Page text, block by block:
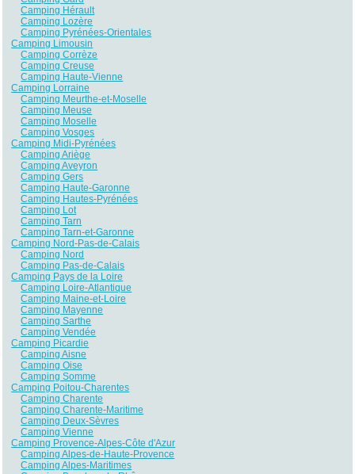
Camping Hérault
Camping Lozère
Camping Pyrénées-Orientales
Camping Limousin
Camping Corrèze
Camping Creuse
Camping Haute-Vienne
Camping Lorraine
Camping Meurthe-et-Moselle
Camping Meuse
Camping Moselle
Camping Vosges
Camping Midi-Pyrénées
Camping Ariège
Camping Aveyron
Camping Gers
Camping Haute-Garonne
Camping Hautes-Pyrénées
Camping Lot
Camping Tarn
Camping Tarn-et-Garonne
Camping Nord-Pas-de-Calais
Camping Nord
Camping Pas-de-Calais
Camping Pays de la Loire
Camping Loire-Atlantique
Camping Maine-et-Loire
Camping Mayenne
Camping Sarthe
Camping Vendée
Camping Picardie
Camping Aisne
Camping Oise
Camping Somme
Camping Poitou-Charentes
Camping Charente
Camping Charente-Maritime
Camping Deux-Sèvres
Camping Vienne
Camping Provence-Alpes-Côte d'Azur
Camping Alpes-de-Haute-Provence
Camping Alpes-Maritimes